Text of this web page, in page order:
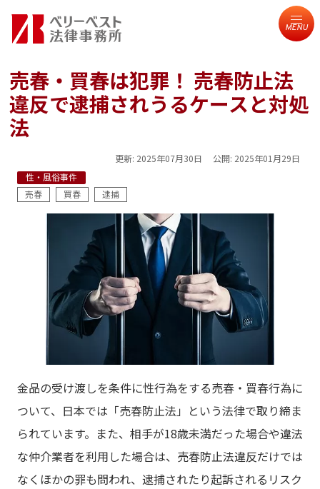
MENU
売春・買春は犯罪！ 売春防止法
違反で逮捕されうるケースと対処
法
更新: 2025年07月30日 公開: 2025年01月29日
性・風俗事件
売春
買春 逮捕
金品の受け渡しを条件に性行為をする売春・買春行為に
ついて、日本では「売春防止法」という法律で取り締ま
られています。また、相手が18歳未満だった場合や違法
な仲介業者を利用した場合は、売春防止法違反だけでは
なくほかの罪も問われ、逮捕されたり起訴されるリスク